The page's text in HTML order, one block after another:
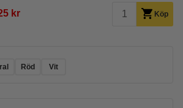
kr Köp
Röd Vit